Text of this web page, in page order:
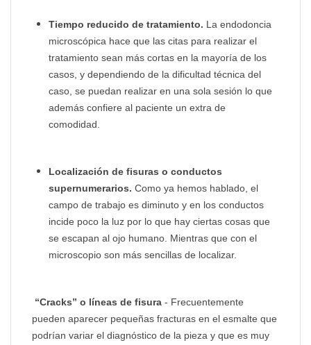
Tiempo reducido de tratamiento. La endodoncia
microscópica hace que las citas para realizar el
tratamiento sean más cortas en la mayoría de los
casos, y dependiendo de la dificultad técnica del
caso, se puedan realizar en una sola sesión lo que
además confiere al paciente un extra de
comodidad.
Localización de fisuras o conductos
supernumerarios. Como ya hemos hablado, el
campo de trabajo es diminuto y en los conductos
incide poco la luz por lo que hay ciertas cosas que
se escapan al ojo humano. Mientras que con el
microscopio son más sencillas de localizar.
“Cracks” o líneas de fisura - Frecuentemente
pueden aparecer pequeñas fracturas en el esmalte que
podrían variar el diagnóstico de la pieza y que es muy